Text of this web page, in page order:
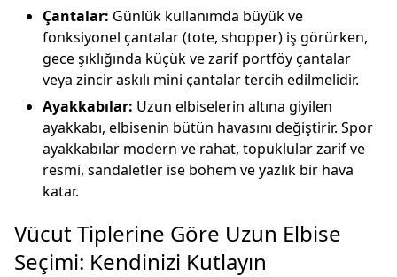
Çantalar: Günlük kullanımda büyük ve
fonksiyonel çantalar (tote, shopper) iş görürken,
gece şıklığında küçük ve zarif portföy çantalar
veya zincir askılı mini çantalar tercih edilmelidir.
Ayakkabılar: Uzun elbiselerin altına giyilen
ayakkabı, elbisenin bütün havasını değiştirir. Spor
ayakkabılar modern ve rahat, topuklular zarif ve
resmi, sandaletler ise bohem ve yazlık bir hava
katar.
Vücut Tiplerine Göre Uzun Elbise
Seçimi: Kendinizi Kutlayın